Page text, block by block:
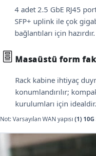
4 adet 2.5 GbE RJ45
SFP+ uplink ile çok
bağlantıları için hazırdır.
Masaüstü form
Rack kabine ihtiyaç
konumlandırılır;
kurulumları için idealdir.
Not: Varsayılan WAN yapısı (1) 10G